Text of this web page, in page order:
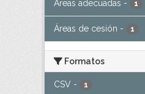
Áreas adecuadas - 1
Áreas de cesión - 1
Formatos
CSV - 1